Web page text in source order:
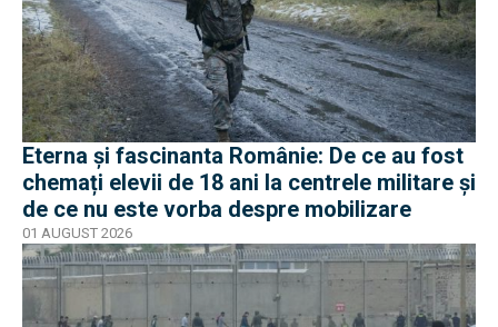
Eterna și fascinanta Românie: De ce au fost
chemați elevii de 18 ani la centrele militare și
de ce nu este vorba despre mobilizare
01 AUGUST 2026